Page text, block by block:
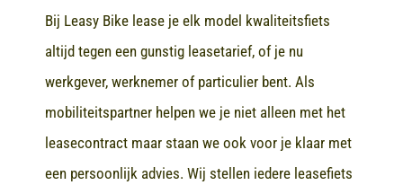
Bij Leasy Bike lease je elk model kwaliteitsfiets
altijd tegen een gunstig leasetarief, of je nu
werkgever, werknemer of particulier bent. Als
mobiliteitspartner helpen we je niet alleen met het
leasecontract maar staan we ook voor je klaar met
een persoonlijk advies. Wij stellen iedere leasefiets